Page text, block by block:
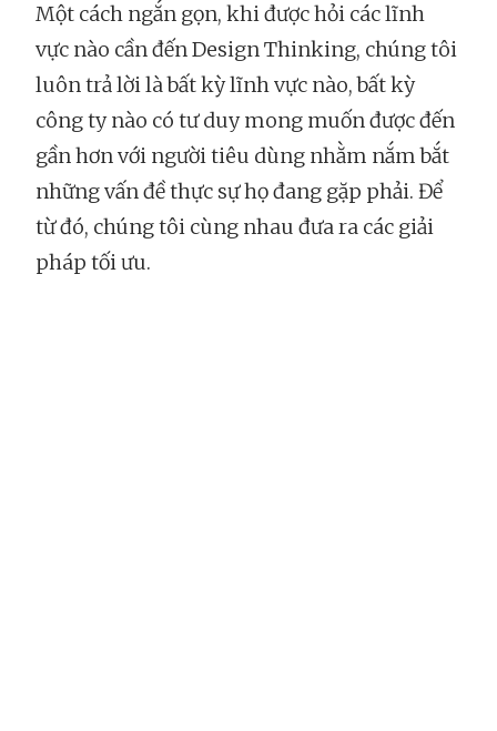
Một cách ngắn gọn, khi được hỏi các lĩnh
vực nào cần đến Design Thinking, chúng tôi
luôn trả lời là bất kỳ lĩnh vực nào, bất kỳ
công ty nào có tư duy mong muốn được đến
gần hơn với người tiêu dùng nhằm nắm bắt
những vấn đề thực sự họ đang gặp phải. Để
từ đó, chúng tôi cùng nhau đưa ra các giải
pháp tối ưu.